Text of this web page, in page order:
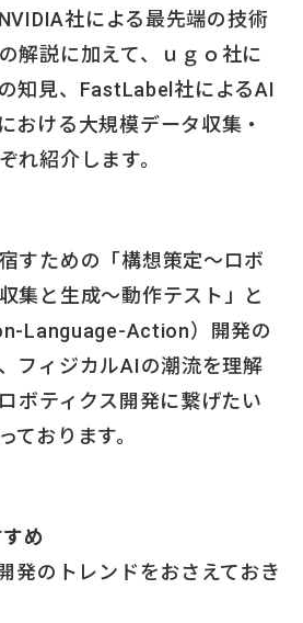
社による最先端の技術
解説に加えて、ｕｇｏ社に
知見、FastLabel社によるAI
おける大規模データ収集・
れ紹介します。
すための「構想策定〜ロボ
集と生成〜動作テスト」と
Language-Action）開発の
フィジカルAIの潮流を理解
ボティクス開発に繋げたい
ております。
め
発のトレンドをおさえておき